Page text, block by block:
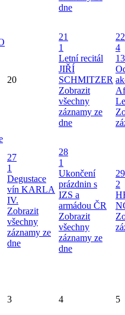
dne
20
21
1
Letní recitál
JIŘÍ
SCHMITZER
Zobrazit
všechny
záznamy ze
dne
22
4
27
1
Degustace
vín KARLA
IV.
Zobrazit
všechny
záznamy ze
dne
28
1
Ukončení
prázdnin s
IZS a
armádou ČR
Zobrazit
všechny
záznamy ze
dne
29
2
3 4 5